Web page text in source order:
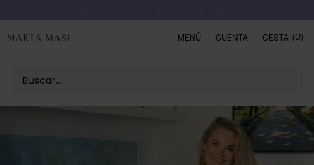
MENÚ CUENTA CESTA (0)